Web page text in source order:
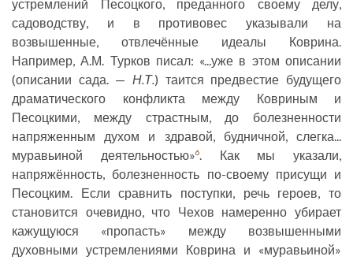
устремлений Песоцкого, преданного своему делу,
садоводству, и в противовес указывали на
возвышенные, отвлечённые идеалы Коврина.
Например, А.М. Турков писал: «...уже в этом описании
(описании сада. — Н.Т.) таится предвестие будущего
драматического конфликта между Ковриным и
Песоцкими, между страстным, до болезненности
напряженным духом и здравой, будничной, слегка...
муравьиной деятельностью»6. Как мы указали,
напряжённость, болезненность по-своему присущи и
Песоцким. Если сравнить поступки, речь героев, то
становится очевидно, что Чехов намеренно убирает
кажущуюся «пропасть» между возвышенными
духовными устремлениями Коврина и «муравьиной»